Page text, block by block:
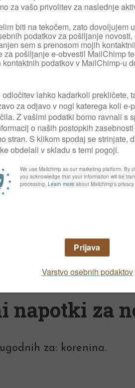
Medvrstne
posejemo do
le v veliko manjših
olja. Njegovo
kljub temu ga lahko
saj lahko povzroči
pepelasto plesen
se ga le redkokdaj
napotki za
za: korenina.